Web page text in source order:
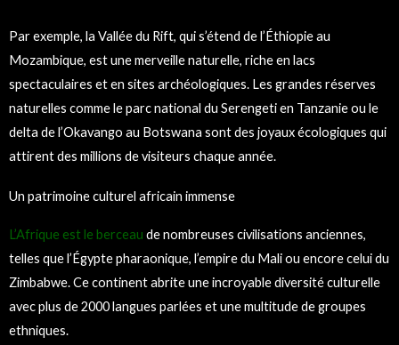
Par exemple, la Vallée du Rift, qui s’étend de l’Éthiopie au
Mozambique, est une merveille naturelle, riche en lacs
spectaculaires et en sites archéologiques. Les grandes réserves
naturelles comme le parc national du Serengeti en Tanzanie ou le
delta de l’Okavango au Botswana sont des joyaux écologiques qui
attirent des millions de visiteurs chaque année.
Un patrimoine culturel africain immense
L’Afrique est le berceau de nombreuses civilisations anciennes,
telles que l’Égypte pharaonique, l’empire du Mali ou encore celui du
Zimbabwe. Ce continent abrite une incroyable diversité culturelle
avec plus de 2000 langues parlées et une multitude de groupes
ethniques.